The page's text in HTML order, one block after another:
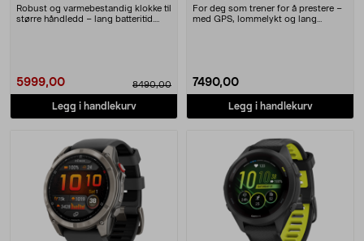
Robust og varmebestandig klokke til
større håndledd – lang batteritid.
5999,00 8490,00
Legg i handlekurv
For deg som trener for å prestere –
med GPS, lommelykt og lang
7490,00
Legg i handlekurv